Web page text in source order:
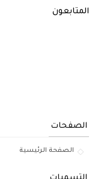
المتابعون
الصفحات
الصفحة الرئيسية